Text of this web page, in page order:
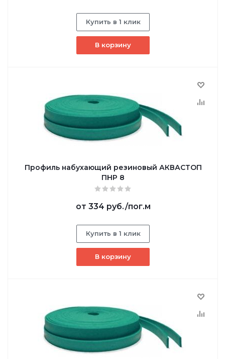
Купить в 1 клик
В корзину
Профиль набухающий резиновый АКВАСТОП
ПНР 8
от 334 руб./пог.м
Купить в 1 клик
В корзину